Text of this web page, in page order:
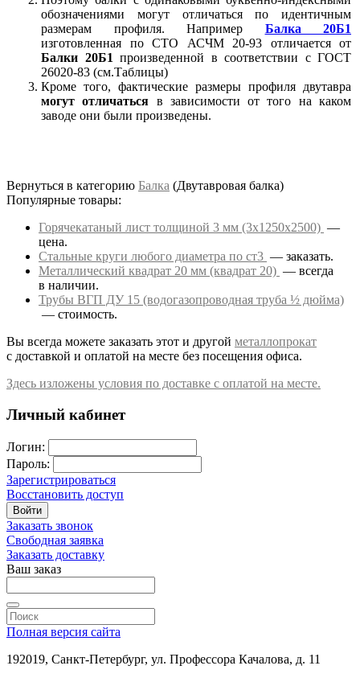
обозначениями могут отличаться по идентичным
размерам профиля. Например Балка 20Б1
изготовленная по СТО АСЧМ 20-93 отличается от
Балки 20Б1 произведенной в соответствии с ГОСТ
26020-83 (см.Таблицы)
Кроме того, фактические размеры профиля двутавра
могут отличаться в зависимости от того на каком
заводе они были произведены.
Вернуться в категорию Балка (Двутавровая балка)
Популярные товары:
Горячекатаный лист толщиной 3 мм (3х1250х2500) —
цена.
Стальные круги любого диаметра по ст3 — заказать.
Металлический квадрат 20 мм (квадрат 20) — всегда
в наличии.
Трубы ВГП ДУ 15 (водогазопроводная труба ½ дюйма)
— стоимость.
Вы всегда можете заказать этот и другой металлопрокат
с доставкой и оплатой на месте без посещения офиса.
Здесь изложены условия по доставке с оплатой на месте.
Личный кабинет
Логин:
Пароль:
Зарегистрироваться
Восстановить доступ
Войти
Заказать звонок
Свободная заявка
Заказать доставку
Ваш заказ
Полная версия сайта
192019, Санкт-Петербург, ул. Профессора Качалова, д. 11